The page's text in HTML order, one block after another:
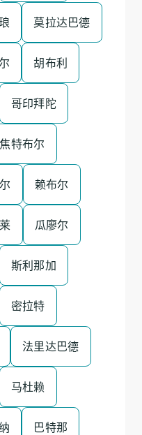
莫拉达巴德
胡布利
哥印拜陀
焦特布尔
赖布尔
瓜廖尔
斯利那加
密拉特
法里达巴德
马杜赖
巴特那